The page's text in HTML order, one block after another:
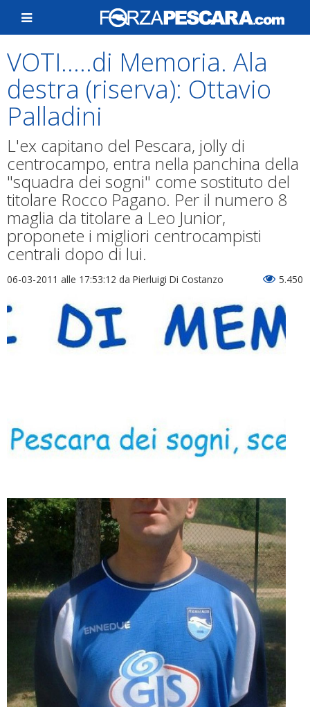
VOTI.....di Memoria. Ala
destra (riserva): Ottavio
Palladini
L'ex capitano del Pescara, jolly di
centrocampo, entra nella panchina della
"squadra dei sogni" come sostituto del
titolare Rocco Pagano. Per il numero 8
maglia da titolare a Leo Junior,
proponete i migliori centrocampisti
centrali dopo di lui.
06-03-2011 alle 17:53:12 da Pierluigi Di Costanzo 5.450